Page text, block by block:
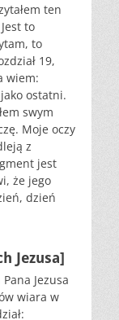
ten
to
to
19,
wiem:
ostatni.
swym
Moje oczy
z
jest
że jego
dzień
Jezusa]
Jezusa
wiara w